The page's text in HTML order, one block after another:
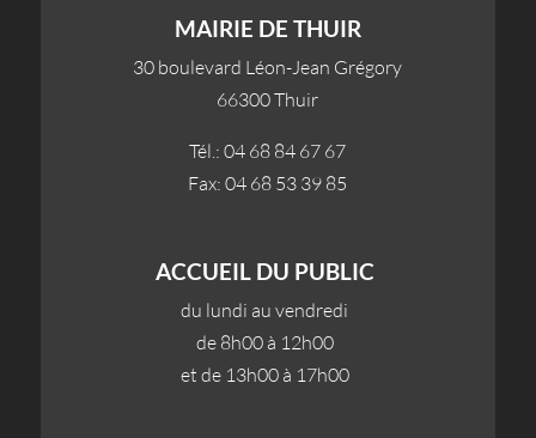
MAIRIE DE THUIR
30 boulevard Léon-Jean Grégory
66300 Thuir
Tél.: 04 68 84 67 67
Fax: 04 68 53 39 85
ACCUEIL DU PUBLIC
du lundi au vendredi
de 8h00 à 12h00
et de 13h00 à 17h00